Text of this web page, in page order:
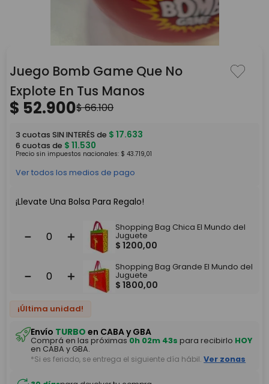
Juego Bomb Game Que No
Explote En Tus Manos
$ 52.900$66.100
3 cuotas SIN INTERÉS de $ 17.633
6 cuotas de $ 11.530
Precio sin impuestos nacionales: $ 43.719,01
Ver todos los medios de pago
¡Llevate Una Bolsa Para Regalo!
＋
－
Shopping Bag Chica El Mundo del
Juguete
$ 1200,00
＋
－
Shopping Bag Grande El Mundo del
Juguete
$ 1800,00
¡Última unidad!
Envío TURBO en CABA y GBA
Comprá en las próximas0h 02m 43s para recibirlo HOY
en CABA y GBA.
*Si es feriado, se entrega el siguiente día hábil. Ver zonas